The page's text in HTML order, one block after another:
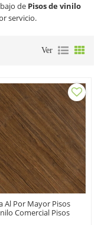
de Pisos de vinilo
servicio.
Ver
Al Por Mayor Pisos
Comercial Pisos